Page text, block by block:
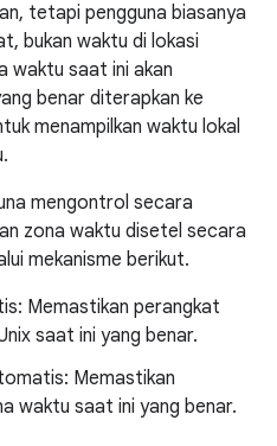
tetapi pengguna biasanya
bukan waktu di lokasi
waktu saat ini akan
benar diterapkan ke
menampilkan waktu lokal
mengontrol secara
zona waktu disetel secara
mekanisme berikut.
Memastikan perangkat
saat ini yang benar.
Memastikan
waktu saat ini yang benar.